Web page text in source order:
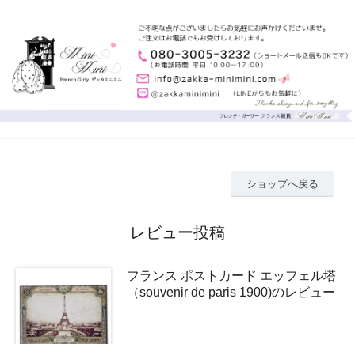
ショップへ戻る
レビュー投稿
フランス ポストカード エッフェル塔
（souvenir de paris 1900)のレビュー